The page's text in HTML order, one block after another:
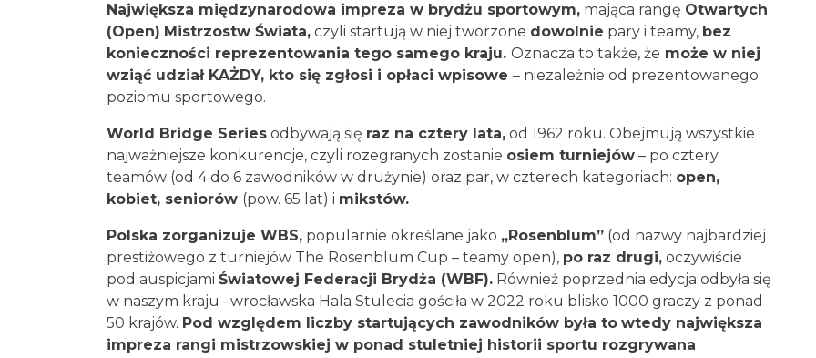
Największa międzynarodowa impreza w brydżu sportowym,mająca rangę
Otwartych (Open) Mistrzostw Świata,czyli startują w niej tworzonedowolniepary
i teamy,bez konieczności reprezentowania tego samego kraju.Oznacza to także, że
może w niej wziąć udział KAŻDY, kto się zgłosi i opłaci wpisowe – niezależnie od
prezentowanego poziomu sportowego.
World Bridge Seriesodbywają sięraz na cztery lata,od 1962 roku. Obejmują
wszystkie najważniejsze konkurencje, czyli rozegranych zostanieosiem turniejów
po cztery teamów (od 4 do 6 zawodników w drużynie) oraz par, w czterech kategoriach:
open, kobiet, seniorów (pow. 65 lat) imikstów.
Polska zorganizuje WBS,popularnie określane jako„Rosenblum”(od nazwy
najbardziej prestiżowego z turniejów The Rosenblum Cup – teamy open),po raz drugi,
oczywiście pod auspicjamiŚwiatowej Federacji Brydża (WBF).Również poprzednia
edycja odbyła się w naszym kraju –wrocławska Hala Stulecia gościła w 2022 roku blisko
1000 graczy z ponad 50 krajów.Pod względem liczby startujących zawodników była
to wtedynajwiększa impreza rangi mistrzowskiej w ponad stuletniej historii